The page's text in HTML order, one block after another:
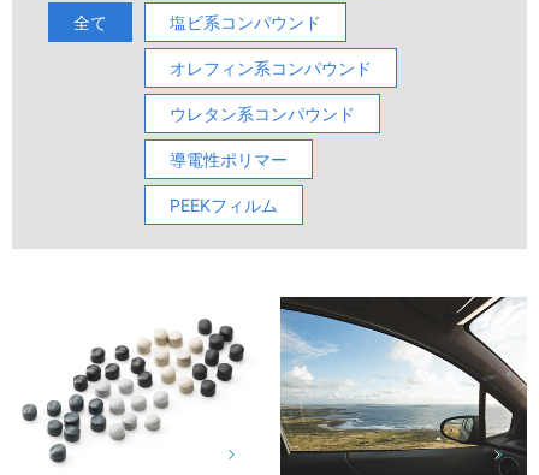
全て 塩ビ系コンパウンド
オレフィン系コンパウンド
ウレタン系コンパウンド
導電性ポリマー
PEEKフィルム